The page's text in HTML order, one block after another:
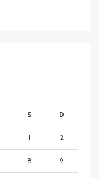
S D
1 2
8 9